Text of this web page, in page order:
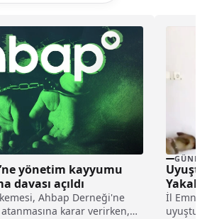
yönetim kayyumu
davası açıldı
Ahbap Derneği'ne
karar verirken,
İl